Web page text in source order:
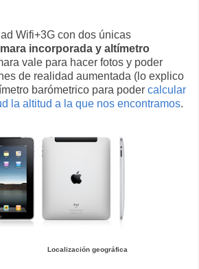
Wifi+3G con dos únicas
incorporada y altímetro
vale para hacer fotos y poder
de realidad aumentada (lo explico
barómetrico para poder calcular
la altitud a la que nos encontramos.
Localización geográfica